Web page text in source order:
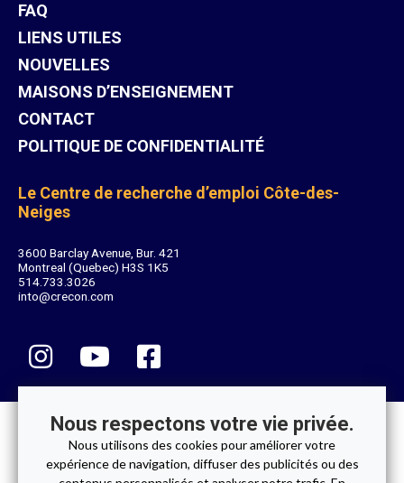
Nous respectons votre vie privée.
Nous utilisons des cookies pour améliorer votre
expérience de navigation, diffuser des publicités ou des
FAQ
LIENS UTILES
NOUVELLES
MAISONS D’ENSEIGNEMENT
CONTACT
POLITIQUE DE CONFIDENTIALITÉ
Le Centre de recherche d’emploi Côte-des-
Neiges
3600 Barclay Avenue, Bur. 421
Montreal (Quebec) H3S 1K5
514.733.3026
into@crecon.com
© 2026 Centre de recherche d’emploi Côte-des-Neiges. Tous droits
réservés.